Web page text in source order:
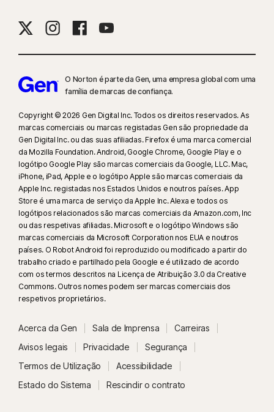
O Norton é parte da Gen, uma empresa global com uma
família de marcas de confiança.​
Copyright © 2026 Gen Digital Inc. Todos os direitos reservados. As
marcas comerciais ou marcas registadas Gen são propriedade da
Gen Digital Inc. ou das suas afiliadas. Firefox é uma marca comercial
da Mozilla Foundation. Android, Google Chrome, Google Play e o
logótipo Google Play são marcas comerciais da Google, LLC. Mac,
iPhone, iPad, Apple e o logótipo Apple são marcas comerciais da
Apple Inc. registadas nos Estados Unidos e noutros países. App
Store é uma marca de serviço da Apple Inc. Alexa e todos os
logótipos relacionados são marcas comerciais da Amazon.com, Inc
ou das respetivas afiliadas. Microsoft e o logótipo Windows são
marcas comerciais da Microsoft Corporation nos EUA e noutros
países. O Robot Android foi reproduzido ou modificado a partir do
trabalho criado e partilhado pela Google e é utilizado de acordo
com os termos descritos na Licença de Atribuição 3.0 da Creative
Commons. Outros nomes podem ser marcas comerciais dos
respetivos proprietários.
Acerca da Gen Sala de Imprensa
Carreiras
Avisos legais
Privacidade
Segurança
Termos de Utilização
Acessibilidade
Estado do Sistema
Rescindir o contrato